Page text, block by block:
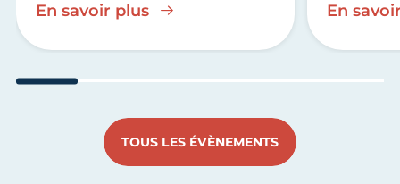
En savoir plus En
TOUS LES ÉVÈNEMENTS